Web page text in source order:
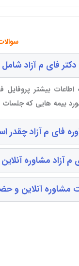
دکتر فای م آزاد
اطاعات بیشتر پروفایل
بیمه هایی که
فای م آزاد چقدر
م آزاد مشاوره
مشاوره آنلاین و